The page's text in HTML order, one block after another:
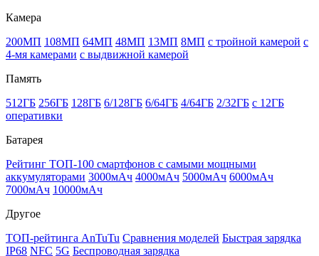
Камера
200МП 108МП 64МП 48МП 13МП 8МП с тройной камерой с
4-мя камерами с выдвижной камерой
Память
512ГБ 256ГБ 128ГБ 6/128ГБ 6/64ГБ 4/64ГБ 2/32ГБ с 12ГБ
оперативки
Батарея
Рейтинг ТОП-100 смартфонов с самыми мощными
аккумуляторами 3000мАч 4000мАч 5000мАч 6000мАч
7000мАч 10000мАч
Другое
ТОП-рейтинга AnTuTu Сравнения моделей Быстрая зарядка
IP68 NFC 5G Беспроводная зарядка